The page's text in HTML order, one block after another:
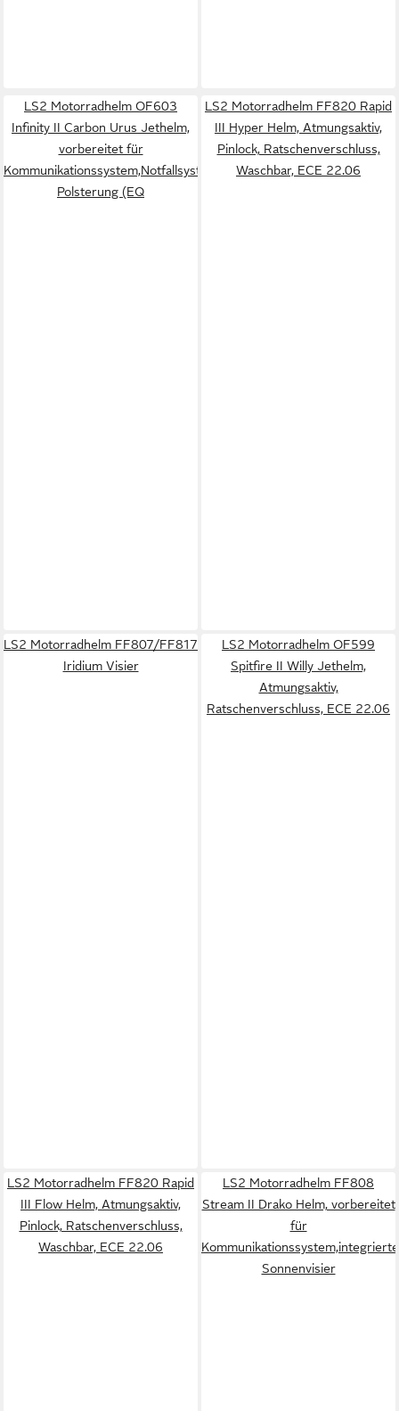
LS2 Motorradhelm OF603
Infinity II Carbon Urus Jethelm,
vorbereitet für
Kommunikationssystem,Notfallsystem-
Polsterung (EQ
LS2 Motorradhelm FF820 Rapid
III Hyper Helm, Atmungsaktiv,
Pinlock, Ratschenverschluss,
Waschbar, ECE 22.06
LS2 Motorradhelm FF807/FF817
Iridium Visier
LS2 Motorradhelm OF599
Spitfire II Willy Jethelm,
Atmungsaktiv,
Ratschenverschluss, ECE 22.06
LS2 Motorradhelm FF820 Rapid
III Flow Helm, Atmungsaktiv,
Pinlock, Ratschenverschluss,
Waschbar, ECE 22.06
LS2 Motorradhelm FF808
Stream II Drako Helm, vorbereitet
für
Sonnenvisier